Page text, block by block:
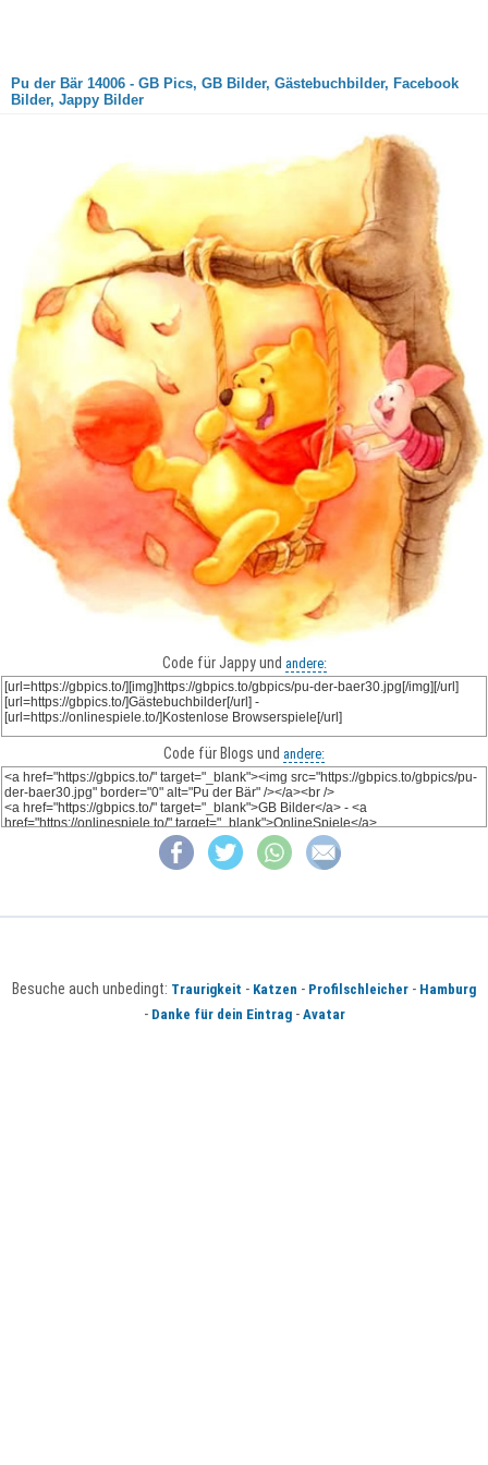
Pu der Bär 14006 - GB Pics, GB Bilder, Gästebuchbilder, Facebook
Bilder, Jappy Bilder
Code für Jappy und andere:
Code für Blogs und andere:
Besuche auch unbedingt: Traurigkeit - Katzen - Profilschleicher - Hamburg
- Danke für dein Eintrag- Avatar